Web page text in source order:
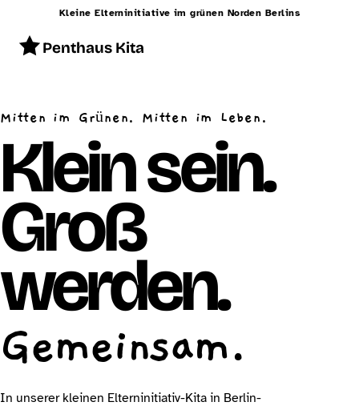
Kleine Elterninitiative im grünen Norden Berlins
Penthaus Kita
Konzept
Betreuung
Alltag
Räumlichkeiten
Essen
Kontakt
Mitten im Grünen. Mitten im Leben.
Klein sein.
Groß
werden.
Gemeinsam.
In unserer kleinen Elterninitiativ-Kita in Berlin-